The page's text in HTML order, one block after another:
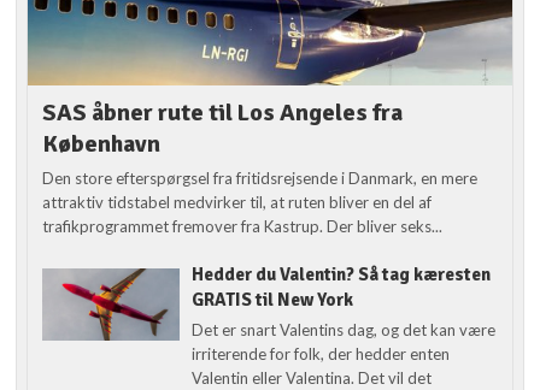
SAS åbner rute til Los Angeles fra
København
Den store efterspørgsel fra fritidsrejsende i Danmark, en mere
attraktiv tidstabel medvirker til, at ruten bliver en del af
trafikprogrammet fremover fra Kastrup. Der bliver seks...
Hedder du Valentin? Så tag kæresten
GRATIS til New York
Det er snart Valentins dag, og det kan være
irriterende for folk, der hedder enten
Valentin eller Valentina. Det vil det